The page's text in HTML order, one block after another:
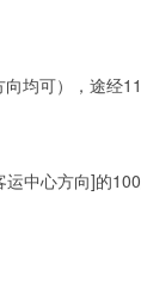
可），途经
心方向]的